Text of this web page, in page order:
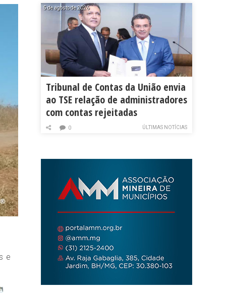
e
5 de agosto de 2026
Tribunal de Contas da União envia
ao TSE relação de administradores
com contas rejeitadas
ÚLTIMAS NOTÍCIAS
0